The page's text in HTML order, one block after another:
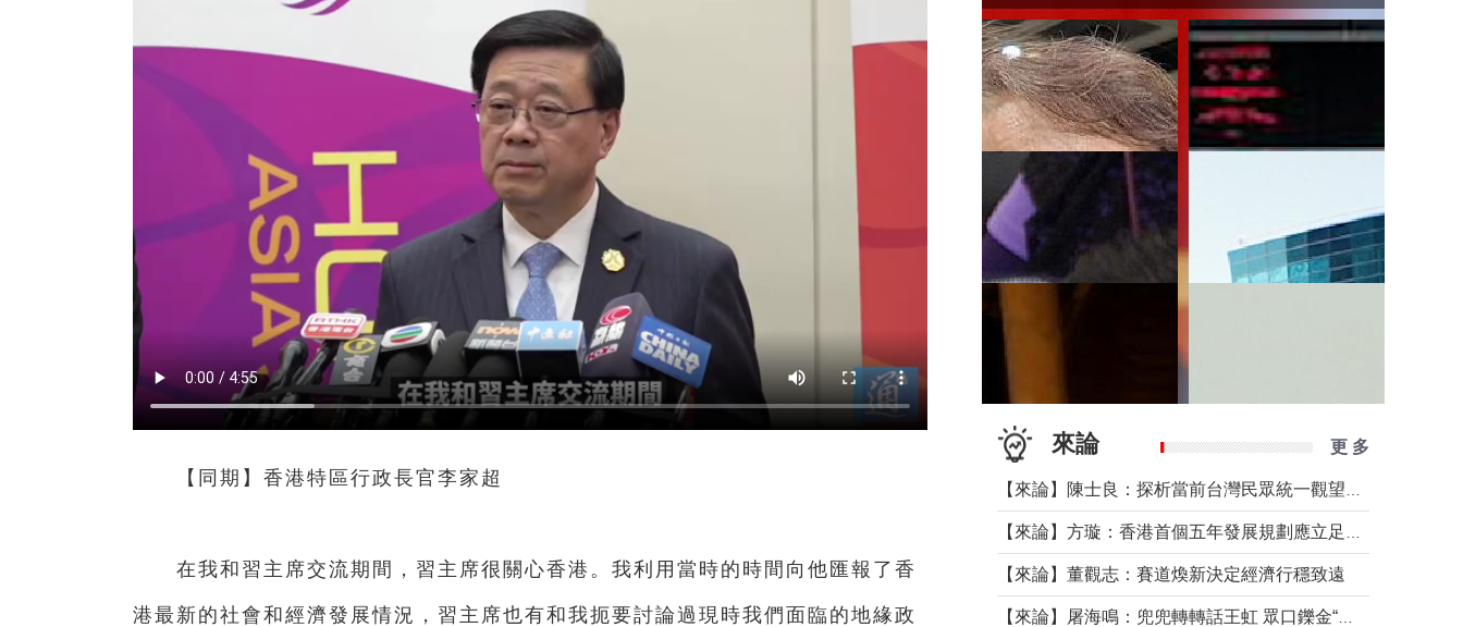
【同期】香港特區行政長官李家超
在我和習主席交流期間，習主席很關心香港。我利用當時的時間向他匯報了香
港最新的社會和經濟發展情況，習主席也有和我扼要討論過現時我們面臨的地緣政
來論 更 多
【來論】董觀志：賽道煥新決定經濟行穩致遠